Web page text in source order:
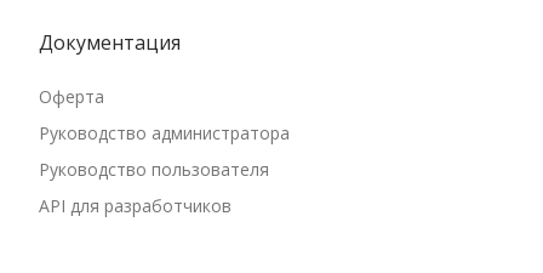
Документация
Оферта
Руководство администратора
Руководство пользователя
API для разработчиков